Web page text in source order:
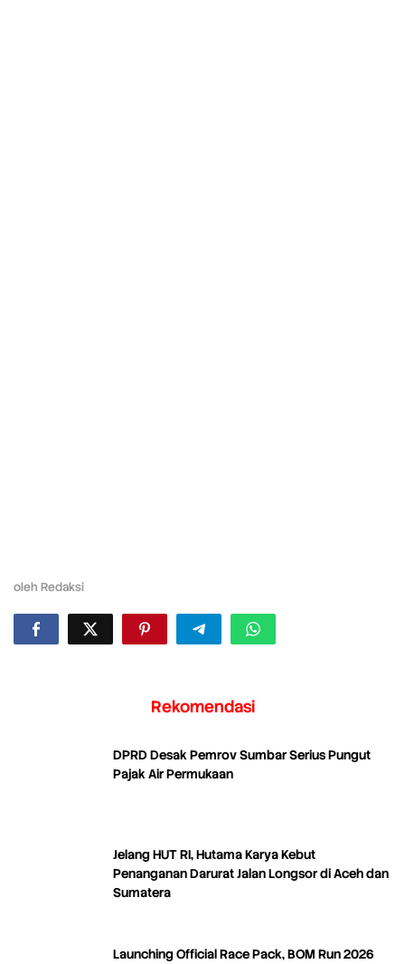
oleh Redaksi
Rekomendasi
DPRD Desak Pemrov Sumbar Serius Pungut
Pajak Air Permukaan
Jelang HUT RI, Hutama Karya Kebut
Penanganan Darurat Jalan Longsor di Aceh dan
Sumatera
Launching Official Race Pack, BOM Run 2026